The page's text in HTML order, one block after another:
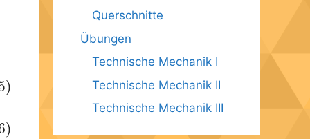
Querschnitte
Übungen
Technische Mechanik I
Technische Mechanik II
Technische Mechanik III